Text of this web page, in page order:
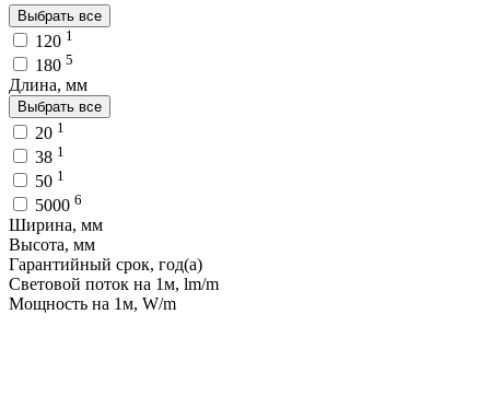
Выбрать все
120 1
180 5
Длина, мм
Выбрать все
20 1
38 1
50 1
5000 6
Ширина, мм
Высота, мм
Гарантийный срок, год(а)
Световой поток на 1м, lm/m
Мощность на 1м, W/m